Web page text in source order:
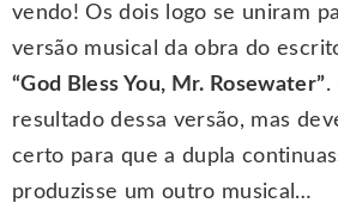
vendo! Os dois logo se uniram
versão musical da obra do
“God Bless You, Mr. Rosewater”.
resultado dessa versão, mas
certo para que a dupla
produzisse um outro musical…